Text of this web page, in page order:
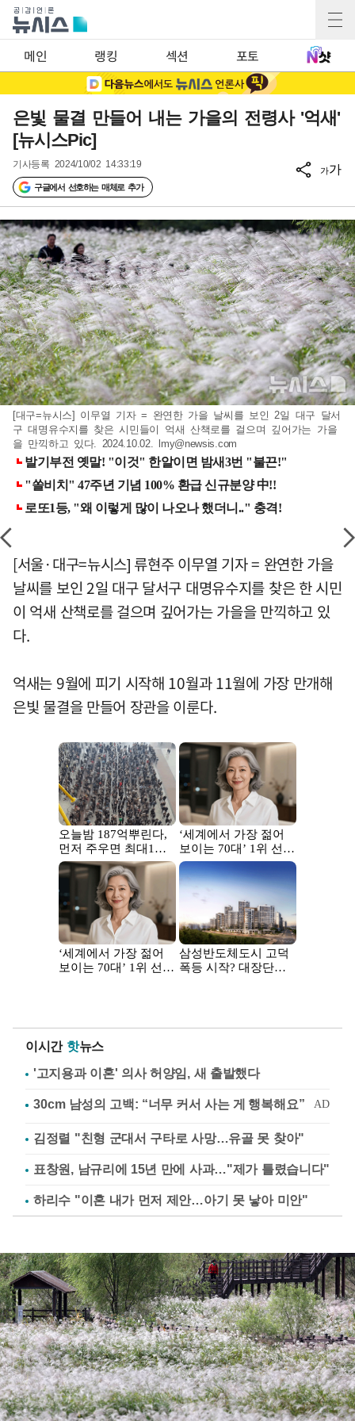
메인 랭킹 섹션 포토
은빛 물결 만들어 내는 가을의 전령사 '억새'
[뉴시스Pic]
기사등록 2024/10/02 14:33:19
구글에서 선호하는 매체로 추가
가가
[대구=뉴시스] 이무열 기자 = 완연한 가을 날씨를 보인 2일 대구 달서
구 대명유수지를 찾은 시민들이 억새 산책로를 걸으며 깊어가는 가을
을 만끽하고 있다. 2024.10.02.
lmy@newsis.com
[서울·대구=뉴시스] 류현주 이무열 기자 = 완연한 가을
날씨를 보인 2일 대구 달서구 대명유수지를 찾은 한 시민
이 억새 산책로를 걸으며 깊어가는 가을을 만끽하고 있
다.
억새는 9월에 피기 시작해 10월과 11월에 가장 만개해
은빛 물결을 만들어 장관을 이룬다.
이시간 핫뉴스
'고지용과 이혼' 의사 허양임, 새 출발했다
김정렬 "친형 군대서 구타로 사망…유골 못 찾아"
표창원, 남규리에 15년 만에 사과…"제가 틀렸습니다"
하리수 "이혼 내가 먼저 제안…아기 못 낳아 미안"